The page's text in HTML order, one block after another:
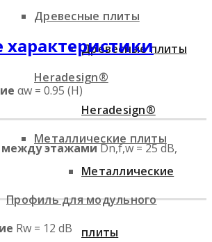
Древесные плиты
Heradesign®
Металлические плиты
Профиль для модульного
Древесные плиты
Heradesign®
Металлические
плиты
характеристики
αw = 0.95 (H)
между этажамиDn,f,w = 25 dB,
Rw = 12 dB